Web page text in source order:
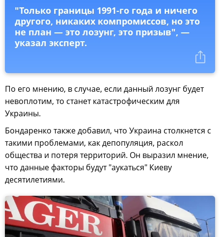
"Только границы 1991-го года и ничего
другого, никаких компромиссов, но это
не план — это лозунг, это призыв", —
указал эксперт.
По его мнению, в случае, если данный лозунг будет
невоплотим, то станет катастрофическим для
Украины.
Бондаренко также добавил, что Украина столкнется с
такими проблемами, как депопуляция, раскол
общества и потеря территорий. Он выразил мнение,
что данные факторы будут "аукаться" Киеву
десятилетиями.